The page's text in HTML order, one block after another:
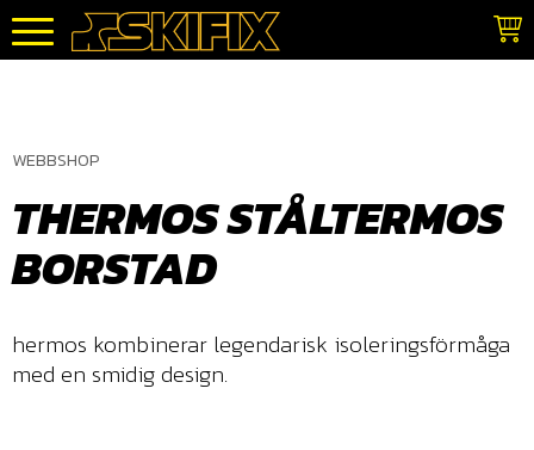
Meny
WEBBSHOP
THERMOS STÅLTERMOS
BORSTAD
hermos kombinerar legendarisk isoleringsförmåga
med en smidig design.